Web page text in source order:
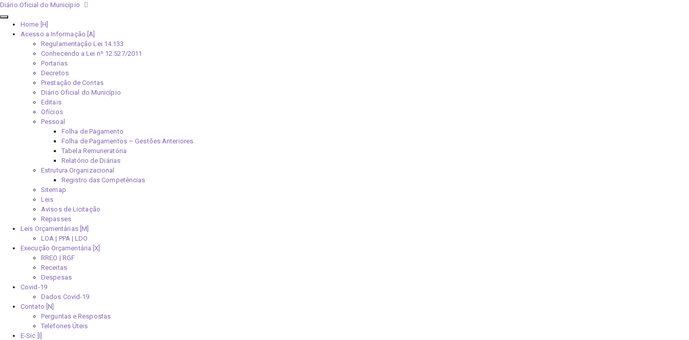
Diário Oficial do Município
Home [H]
Acesso a Informação [A]
Regulamentação Lei 14.133
Conhecendo a Lei nº 12.527/2011
Portarias
Decretos
Prestação de Contas
Diário Oficial do Município
Editais
Ofícios
Pessoal
Folha de Pagamento
Folha de Pagamentos – Gestões Anteriores
Tabela Remuneratória
Relatório de Diárias
Estrutura Organizacional
Registro das Competências
Sitemap
Leis
Avisos de Licitação
Repasses
Leis Orçamentárias [M]
LOA | PPA | LDO
Execução Orçamentária [X]
RREO | RGF
Receitas
Despesas
Covid-19
Dados Covid-19
Contato [N]
Perguntas e Respostas
Telefones Úteis
E-Sic [I]